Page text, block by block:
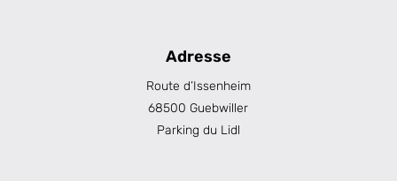
Adresse
Route d’Issenheim
68500 Guebwiller
Parking du Lidl